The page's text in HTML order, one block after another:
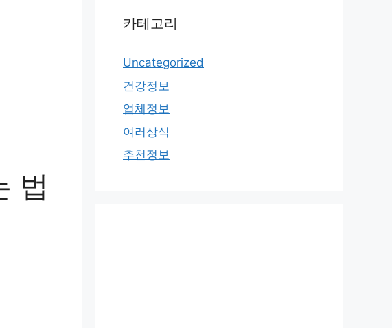
법
카테고리
Uncategorized
건강정보
업체정보
여러상식
추천정보